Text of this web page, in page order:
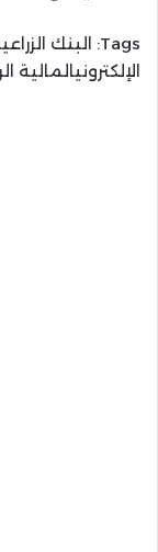
Tags: البنك
الإلكترونيالمالية